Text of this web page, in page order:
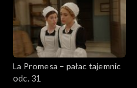
La Promesa – pałac tajemnic
odc. 31